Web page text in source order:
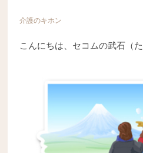
介護のキホン
こんにちは、セコムの武石（た